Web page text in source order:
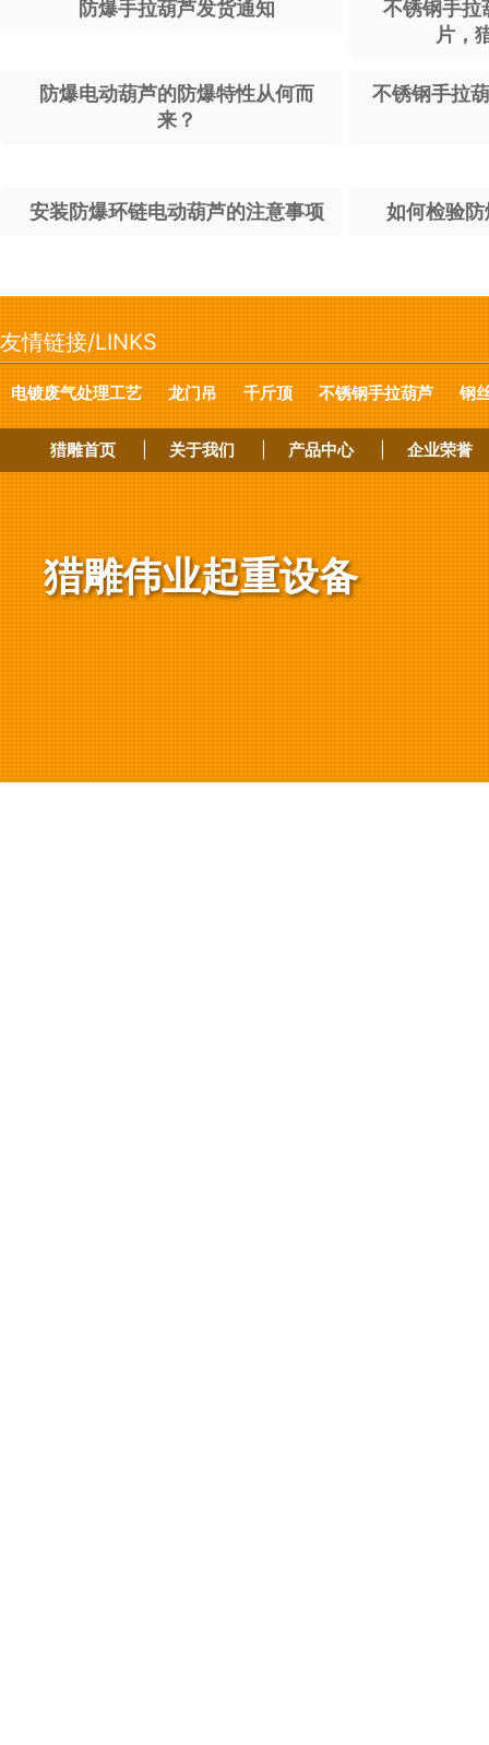
防爆手拉葫芦发货通知
不锈钢手拉
片，
防爆电动葫芦的防爆特性从何而
来？
不锈钢手拉
安装防爆环链电动葫芦的注意事项 如何检验
友情链接/LINKS
电镀废气处理工艺 龙门吊 千斤顶 不锈钢手拉葫芦 钢
猎雕首页 关于我们 产品中心 企业荣誉
猎雕伟业起重设备